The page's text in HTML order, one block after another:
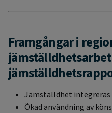
Framgångar i
Jämställdhet
Ökad användning av